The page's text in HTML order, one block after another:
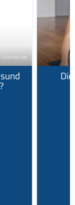
Lifeline.de